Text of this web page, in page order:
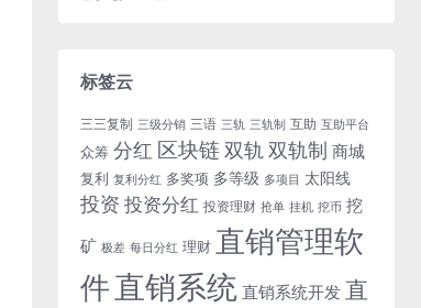
标签云
三三复制 三级分销 三语 三轨 三轨制 互助 互助平台
众筹 分红 区块链双轨双轨制 商城
复利 复利分红 多奖项 多等级 多项目 太阳线
投资 投资分红 投资理财 抢单 挂机 挖币 挖
矿 极差 每日分红 理财 直销管理软
件直销系统直销系统开发 直